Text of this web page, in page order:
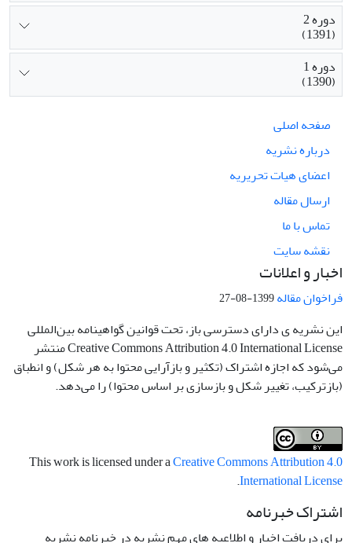
دوره 2
(1391)
دوره 1
(1390)
صفحه اصلی
درباره نشریه
اعضای هیات تحریریه
ارسال مقاله
تماس با ما
نقشه سایت
اخبار و اعلانات
فراخوان مقاله1399-08-27
این نشریه ی دارای دسترسی باز، تحت قوانین گواهینامه بین‌المللی
Creative Commons Attribution 4.0 International License منتشر
می‌شود که اجازه اشتراک (تکثیر و بازآرایی محتوا به هر شکل) و انطباق
(بازترکیب، تغییر شکل و بازسازی بر اساس محتوا) را می‌دهد.
This work is licensed under aCreative Commons Attribution 4.0
International License
.
اشتراک خبرنامه
برای دریافت اخبار و اطلاعیه های مهم نشریه در خبرنامه نشریه